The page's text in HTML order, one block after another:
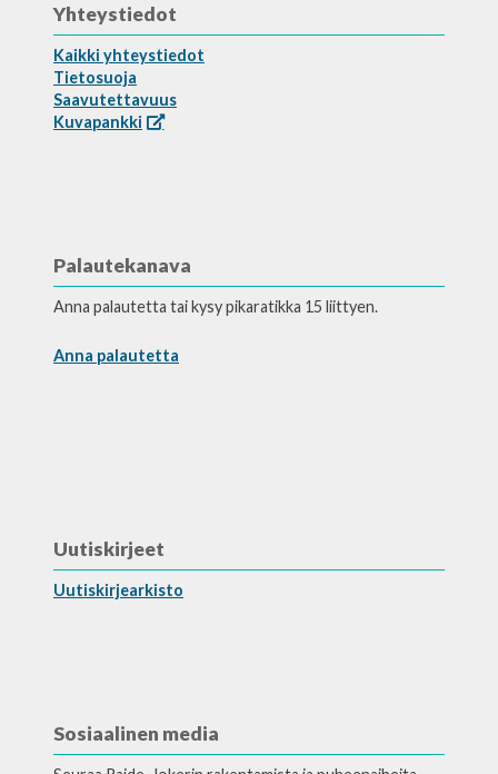
Yhteystiedot
Kaikki yhteystiedot
Tietosuoja
Saavutettavuus
Kuvapankki
Palautekanava
Anna palautetta tai kysy pikaratikka 15 liittyen.
Anna palautetta
Uutiskirjeet
Uutiskirjearkisto
Sosiaalinen media